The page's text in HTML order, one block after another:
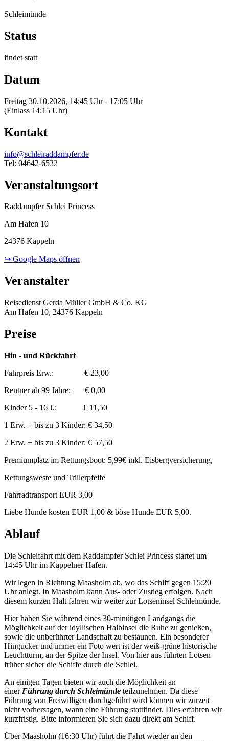
Schleimünde
Status
findet statt
Datum
Freitag 30.10.2026, 14:45 Uhr - 17:05 Uhr
(Einlass 14:15 Uhr)
Kontakt
info@schleiraddampfer.de
Tel: 04642-6532
Veranstaltungsort
Raddampfer Schlei Princess
Am Hafen 10
24376 Kappeln
↪ Google Maps öffnen
Veranstalter
Reisedienst Gerda Müller GmbH & Co. KG
Am Hafen 10, 24376 Kappeln
Preise
Hin - und Rückfahrt
Fahrpreis Erw.: € 23,00
Rentner ab 99 Jahre: € 0,00
Kinder 5 - 16 J.: € 11,50
1 Erw. + bis zu 3 Kinder: € 34,50
2 Erw. + bis zu 3 Kinder: € 57,50
Premiumplatz im Rettungsboot: 5,99€ inkl. Eisbergversicherung,
Rettungsweste und Trillerpfeife
Fahrradtransport EUR 3,00
Liebe Hunde kosten EUR 1,00 & böse Hunde EUR 5,00.
Ablauf
Die Schleifahrt mit dem Raddampfer Schlei Princess startet um
14:45 Uhr im Kappelner Hafen.
Wir legen in Richtung Maasholm ab, wo das Schiff gegen 15:20
Uhr anlegt. In Maasholm kann Aus- oder Zustieg erfolgen. Nach
diesem kurzen Halt fahren wir weiter zur Lotseninsel Schleimünde.
Hier haben Sie während eines 30-minütigen Landgangs die
Möglichkeit auf der idyllischen Halbinsel die Ruhe zu genießen,
sowie die unberührter Landschaft zu bestaunen. Ein besonderer
Hingucker und immer ein Foto wert ist der weiß-grüne historische
Leuchtturm, an der Spitze der Insel. Von hier aus führten Lotsen
früher sicher die Schiffe durch die Schlei.
An einigen Tagen bieten wir auch die Möglichkeit an
einer Führung durch Schleimünde teilzunehmen. Da diese
Führung von Freiwilligen durchgeführt wird können wir zurzeit
nicht vorhersagen, wann eine Führung stattfindet. Dies erfahren wir
kurzfristig. Bitte informieren Sie sich dazu direkt am Schiff.
Über Maasholm (16:30 Uhr) führt die Fahrt wieder an den